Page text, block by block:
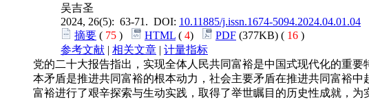
吴吉圣
2024, 26(5): 63-71. DOI: 10.11885/j.issn.1674-5094.2024.04.01.04
摘要 ( 75 ) HTML ( 4) PDF (377KB) ( 16 )
参考文献 | 相关文章 | 计量指标
党的二十大报告指出，实现全体人民共同富裕是中国式现代化的重
本矛盾是推进共同富裕的根本动力，社会主要矛盾在推进共同富裕
富裕进行了艰辛探索与生动实践，取得了举世瞩目的历史性成就，